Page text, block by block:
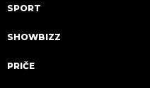
SPORT
SHOWBIZZ
PRIČE